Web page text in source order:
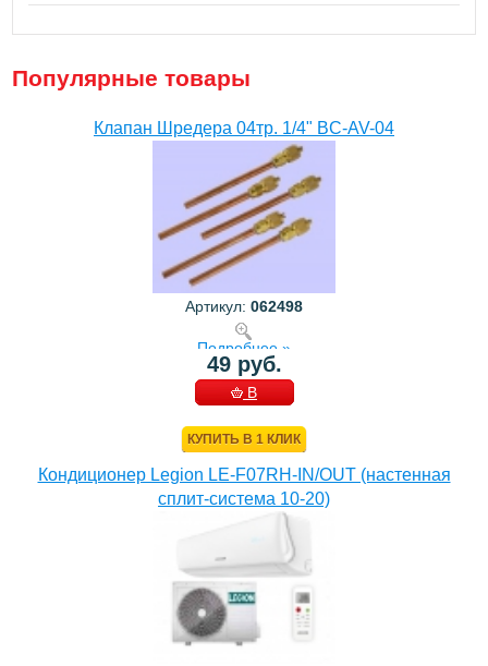
Популярные товары
Клапан Шредера 04тр. 1/4" BC-AV-04
Артикул: 062498
Подробнее »
49 руб.
В
КУПИТЬ В 1 КЛИК
Кондиционер Legion LE-F07RH-IN/OUT (настенная
сплит-система 10-20)